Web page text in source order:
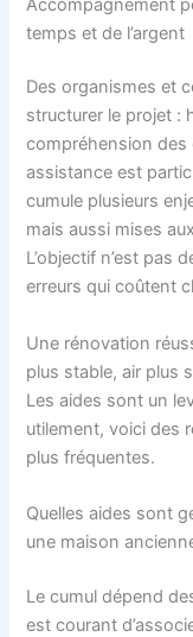
temps et de l’argent
Des organismes et
structurer le projet :
compréhension des
assistance est
cumule plusieurs
mais aussi mises
L’objectif n’est pas
erreurs qui coûtent
Une rénovation
plus stable, air plus
Les aides sont un
utilement, voici des
plus fréquentes.
Quelles aides sont
une maison
Le cumul dépend
est courant